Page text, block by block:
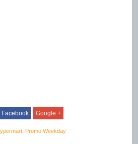
Facebook Google +
Promo Weekday